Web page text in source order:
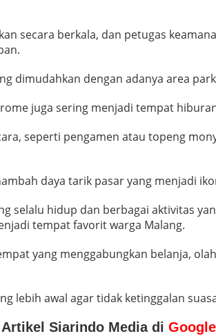
secara berkala, dan petugas
dimudahkan dengan adanya area
juga sering menjadi tempat
seperti pengamen atau topeng
daya tarik pasar yang menjadi
selalu hidup dan berbagai aktivitas
tempat favorit warga Malang.
yang menggabungkan belanja,
lebih awal agar tidak ketinggalan
Siarindo Media di